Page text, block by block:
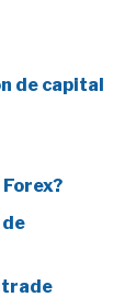
de capital